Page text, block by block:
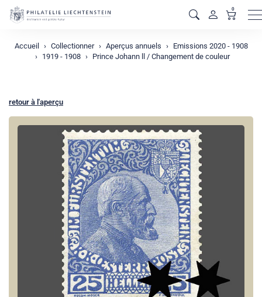
0
Accueil Collectionner Aperçus annuels
Emissions 2020 - 1908
1919 - 1908
Prince Johann ll / Changement de couleur
retour à l'aperçu